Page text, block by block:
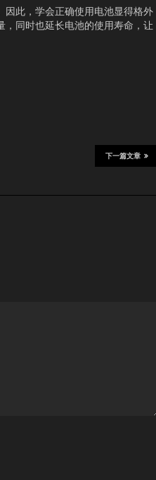
此，学会正确使用电池显得格外
同时也延长电池的使用寿命，让
下一篇文章